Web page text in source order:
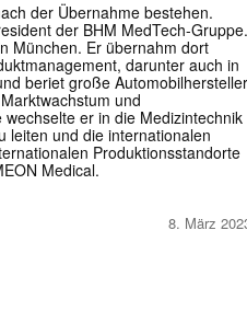
der Übernahme bestehen.
der BHM MedTech-Gruppe.
München. Er übernahm dort
darunter auch in
beriet große Automobilhersteller
und
er in die Medizintechnik
leiten und die internationalen
Produktionsstandorte
Medical.
8. März